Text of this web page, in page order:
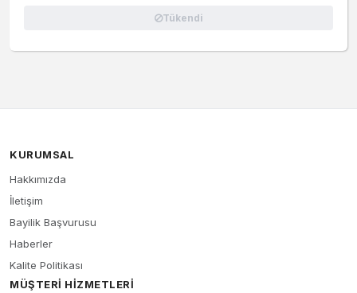
Tükendi
KURUMSAL
Hakkımızda
İletişim
Bayilik Başvurusu
Haberler
Kalite Politikası
MÜŞTERI HIZMETLERI